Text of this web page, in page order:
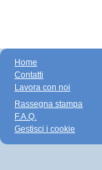
Home
Contatti
Lavora con noi
Rassegna stampa
F.A.Q.
Gestisci i cookie